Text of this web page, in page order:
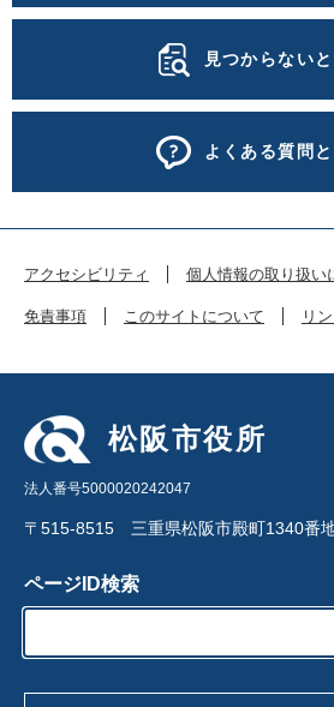
見つからない
よくある質問
アクセシビリティ 個人情報の取り扱い
免責事項 このサイトについて リ
松阪市役所
法人番号5000020242047
〒515-8515 三重県松阪市殿町1340番
ページID検索